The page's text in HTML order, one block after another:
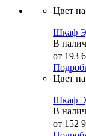
Цвет на
Шкаф
В
от 193
Цвет на
Шкаф
В
от 152